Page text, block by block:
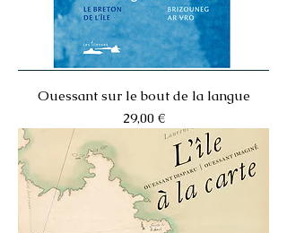
Ouessant sur le bout de la langue
Prix
29,00 €